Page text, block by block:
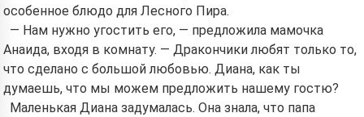
особенное блюдо для Лесного Пира.
— Нам нужно угостить его, — предложила мамочка
Анаида, входя в комнату. — Дракончики любят только то,
что сделано с большой любовью. Диана, как ты
думаешь, что мы можем предложить нашему гостю?
Маленькая Диана задумалась. Она знала, что папа